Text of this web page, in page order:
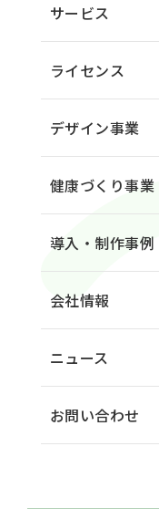
サービス
ライセンス
デザイン事業
健康づくり事業
導入・制作事例
会社情報
ニュース
お問い合わせ